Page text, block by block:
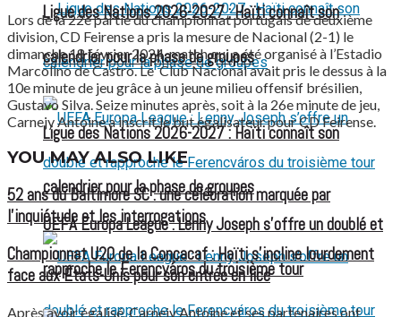
Ligue des Nations 2026-2027 : Haïti connaît son
calendrier pour la phase de groupes
Ligue des Nations 2026-2027 : Haïti connaît son
calendrier pour la phase de groupes
UEFA Europa League : Lenny Joseph s’offre un doublé et
rapproche le Ferencváros du troisième tour
Lors de la 22e partie du championnat portugais de deuxième
division, CD Feirense a pris la mesure de Nacional (2-1) le
dimanche 18 février 2024, match qui a été organisé à l’Estadio
Marcolino de Castro. Le Club Nacional avait pris le dessus à la
10e minute de jeu grâce à un jeune milieu offensif brésilien,
Gustavo Silva. Seize minutes après, soit à la 26e minute de jeu,
Carnejy Antoine a inscrit le but égalisateur pour CD Feirense.
YOU MAY ALSO LIKE
52 ans du Baltimore SC : une célébration marquée par
l’inquiétude et les interrogations
Championnat U20 de la Concacaf : Haïti s’incline lourdement
face aux États-Unis pour son entrée en lice
Après avoir égalisé, Carnejy Antoine et ses partenaires ont